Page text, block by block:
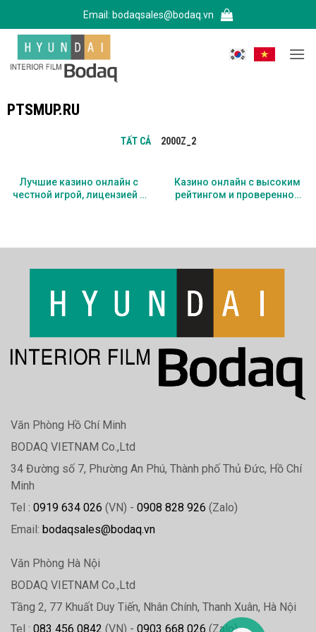
qua
dung
Email: bodaqsales@bodaq.vn
PTSMUP.RU
TẤT CẢ 2000Z_2
Лучшие казино онлайн с
честной игрой, лицензией и
Казино онлайн с высоким
рейтингом и проверенной
максимальными шансами
Văn Phòng Hồ Chí Minh
BODAQ VIETNAM Co.,Ltd
34 Đường số 7, Phường An Phú, Thành phố Thủ Đức, Hồ Chí
Minh
Tel : 0919 634 026 (VN) - 0908 828 926 (Zalo)
Email: bodaqsales@bodaq.vn
Văn Phòng Hà Nội
BODAQ VIETNAM Co.,Ltd
Tầng 2, 77 Khuất Duy Tiến, Nhân Chính, Thanh Xuân, Hà Nội
Tel : 083 456 0842 (VN) - 0903 668 026 (Zalo)